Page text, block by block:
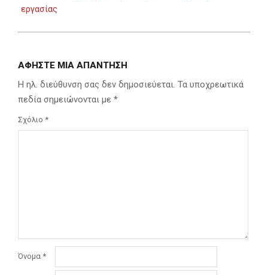
εργασίας
ΑΦΉΣΤΕ ΜΙΑ ΑΠΆΝΤΗΣΗ
Η ηλ. διεύθυνση σας δεν δημοσιεύεται. Τα υποχρεωτικά
πεδία σημειώνονται με *
Σχόλιο *
Όνομα *